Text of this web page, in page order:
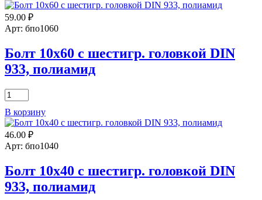
12х20
с
шестигр.
DIN
933,
полиамид
59.00 ₽
Арт: бпо1060
Болт 10х60 с шестигр. головкой DIN
933, полиамид
Количество
товара
Болт
10х60
с
шестигр.
DIN
933,
полиамид
В корзину
46.00 ₽
Арт: бпо1040
Болт 10х40 с шестигр. головкой DIN
933, полиамид